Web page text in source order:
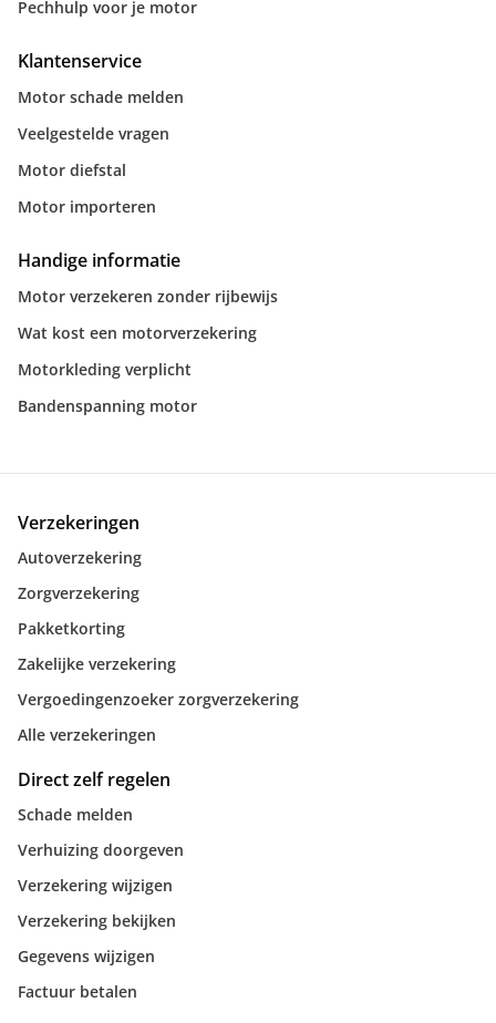
Pechhulp voor je motor
Klantenservice
Motor schade melden
Veelgestelde vragen
Motor diefstal
Motor importeren
Handige informatie
Motor verzekeren zonder rijbewijs
Wat kost een motorverzekering
Motorkleding verplicht
Bandenspanning motor
Verzekeringen
Autoverzekering
Zorgverzekering
Pakketkorting
Zakelijke verzekering
Vergoedingenzoeker zorgverzekering
Alle verzekeringen
Direct zelf regelen
Schade melden
Verhuizing doorgeven
Verzekering wijzigen
Verzekering bekijken
Gegevens wijzigen
Factuur betalen